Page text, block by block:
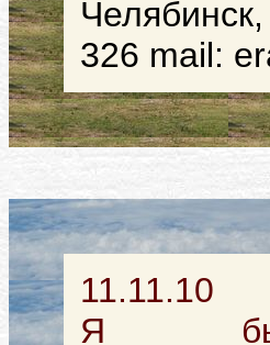
326 mail:
11.11.10
Я